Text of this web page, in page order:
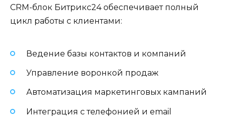
CRM-блок Битрикс24 обеспечивает полный
цикл работы с клиентами:
Ведение базы контактов и компаний
Управление воронкой продаж
Автоматизация маркетинговых кампаний
Интеграция с телефонией и email